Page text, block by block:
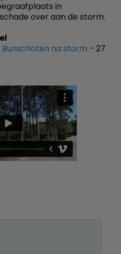
in
over aan de storm.
na storm - 27